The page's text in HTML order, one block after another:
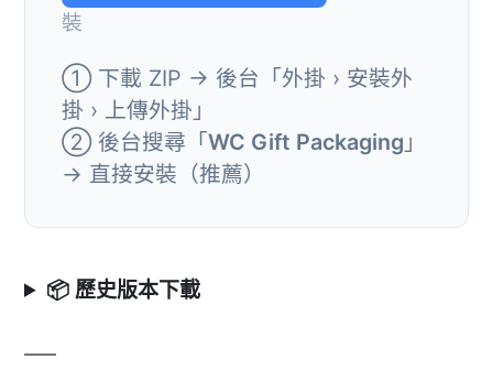
裝
① 下載 ZIP → 後台「外掛 › 安裝外
掛 › 上傳外掛」
② 後台搜尋「WC Gift Packaging 」
→ 直接安裝（推薦）
📦 歷史版本下載